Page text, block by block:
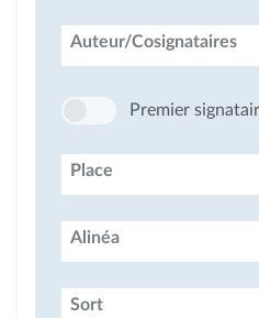
Auteur/Cosignataires
Premier
Place
Alinéa
Sort